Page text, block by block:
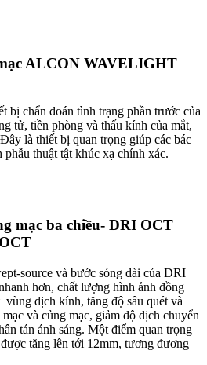
ALCON WAVELIGHT
chẩn đoán tình trạng phần trước của
tử, tiền phòng và thấu kính của mắt,
là thiết bị quan trọng giúp các bác
thuật tật khúc xạ chính xác.
mạc ba chiều- DRI OCT
source và bước sóng dài của DRI
hơn, chất lượng hình ảnh đồng
vùng dịch kính, tăng độ sâu quét và
và củng mạc, giảm độ dịch chuyển
tán ánh sáng. Một điểm quan trọng
tăng lên tới 12mm, tương đương